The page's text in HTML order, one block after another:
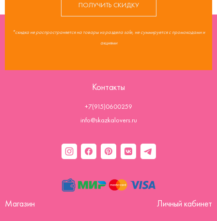
ПОЛУЧИТЬ СКИДКУ
*скидка не распространяется на товары из раздела sale, не суммируется с промокодами и
акциями
Контакты
+7(915)0600259
info@skazkalovers.ru
Магазин Личный кабинет